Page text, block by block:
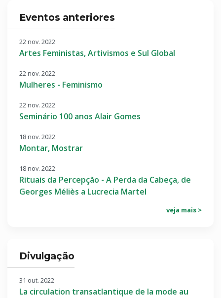
Eventos anteriores
22 nov. 2022
Artes Feministas, Artivismos e Sul Global
22 nov. 2022
Mulheres - Feminismo
22 nov. 2022
Seminário 100 anos Alair Gomes
18 nov. 2022
Montar, Mostrar
18 nov. 2022
Rituais da Percepção - A Perda da Cabeça, de
Georges Méliès a Lucrecia Martel
veja mais >
Divulgação
31 out. 2022
La circulation transatlantique de la mode au